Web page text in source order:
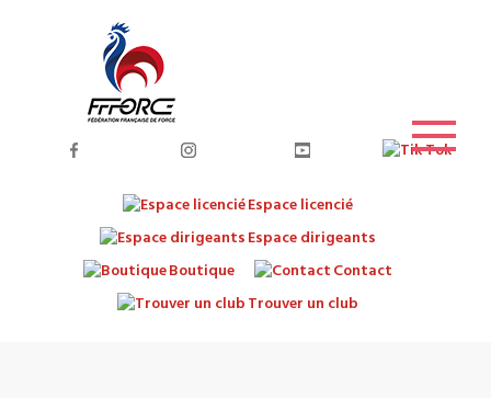
Espace licencié
Espace dirigeants
Boutique
Contact
Trouver un club